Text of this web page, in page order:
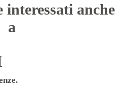
interessati anche
a